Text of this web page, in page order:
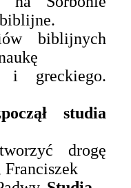
biblijnych
i greckiego.
studia
drogę